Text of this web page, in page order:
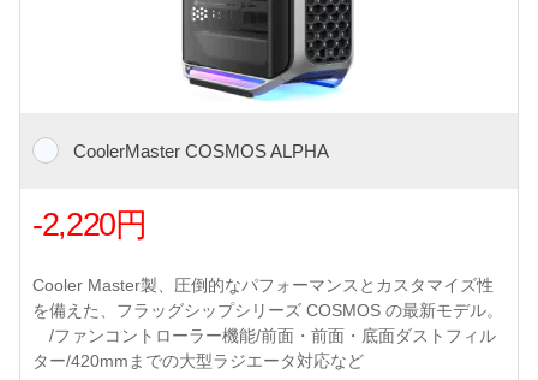
CoolerMaster COSMOS ALPHA
-2,220円
Cooler Master製、圧倒的なパフォーマンスとカスタマイズ性
を備えた、フラッグシップシリーズ COSMOS の最新モデル。
/ファンコントローラー機能/前面・前面・底面ダストフィル
ター/420mmまでの大型ラジエータ対応など